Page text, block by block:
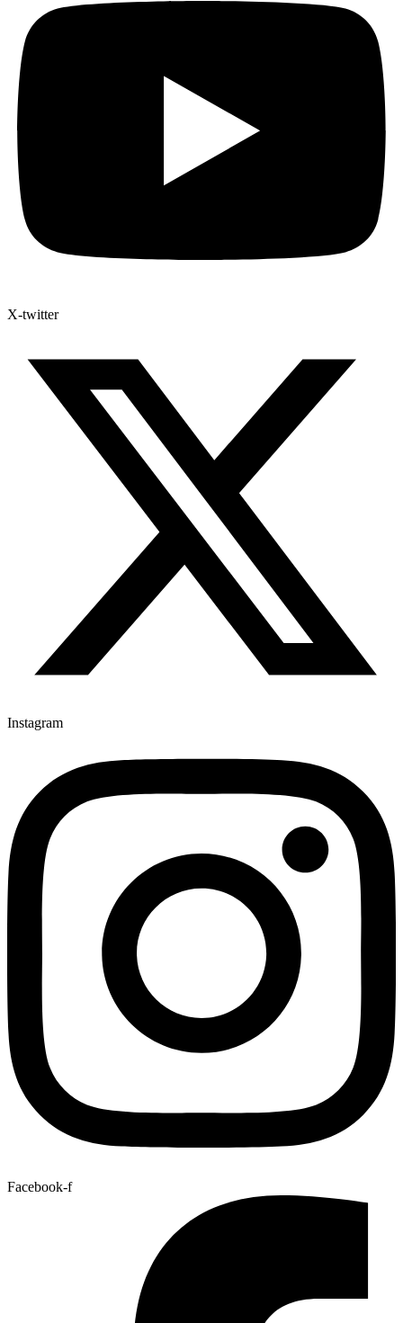
X-twitter
Instagram
Facebook-f